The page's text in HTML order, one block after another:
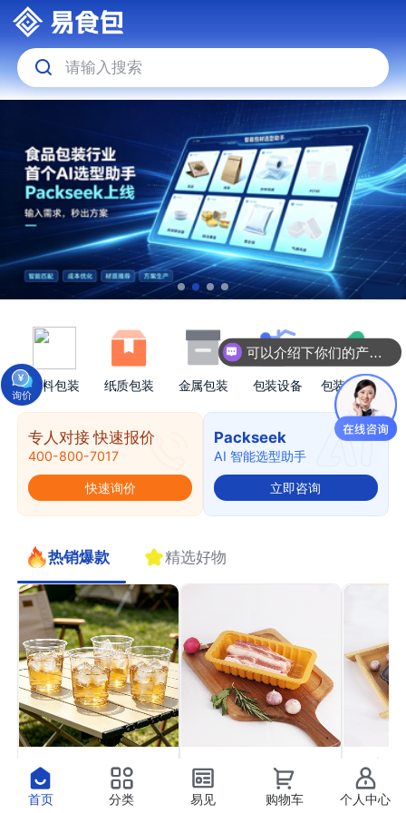
请输入搜索
塑料包装 纸质包装 金属包装 包装设备 包装原材料
专人对接 快速报价
400-800-7017
快速询价
Packseek
AI 智能选型助手
立即咨询
热销爆款 精选好物
PET果切杯11
￥0.41
PP气调托盒22
￥0.37
PP高
￥
首页 分类 易见 购物车 个人中心
可以介绍下你们的产品么